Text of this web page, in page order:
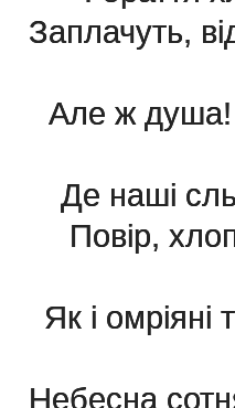
Заплачуть,
Але ж душа!
Де наші
Повір,
Як і
Небесна